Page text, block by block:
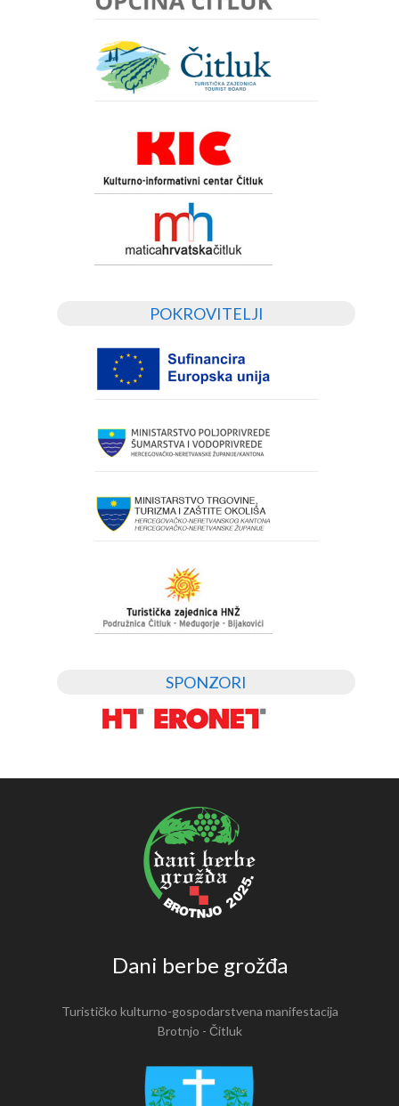
POKROVITELJI
SPONZORI
Dani berbe grožđa
Turističko kulturno-gospodarstvena manifestacija
Brotnjo - Čitluk